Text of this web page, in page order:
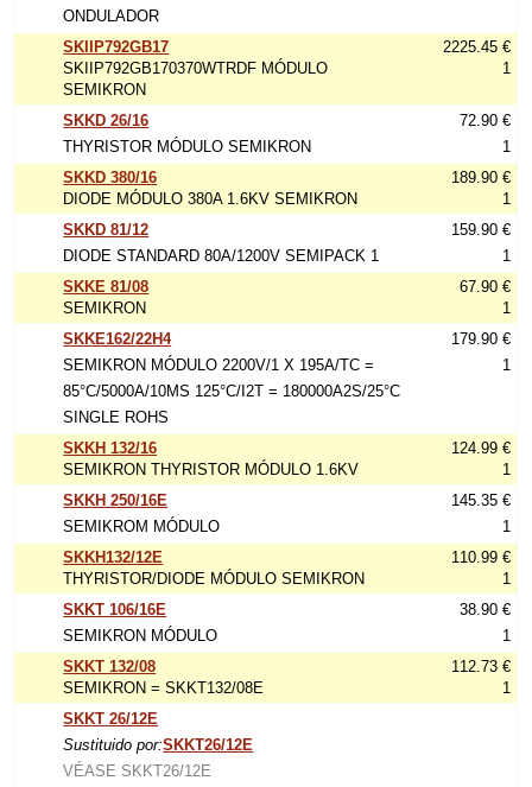
ONDULADOR
SKIIP792GB17
SKIIP792GB170370WTRDF MÓDULO
SEMIKRON
2225.45 €
1
SKKD 26/16
THYRISTOR MÓDULO SEMIKRON
72.90 €
1
SKKD 380/16
DIODE MÓDULO 380A 1.6KV SEMIKRON
189.90 €
1
SKKD 81/12
DIODE STANDARD 80A/1200V SEMIPACK 1
159.90 €
1
SKKE 81/08
SEMIKRON
67.90 €
1
SKKE162/22H4
SEMIKRON MÓDULO 2200V/1 X 195A/TC =
85°C/5000A/10MS 125°C/I2T = 180000A2S/25°C
SINGLE ROHS
179.90 €
1
SKKH 132/16
SEMIKRON THYRISTOR MÓDULO 1.6KV
124.99 €
1
SKKH 250/16E
SEMIKROM MÓDULO
145.35 €
1
SKKH132/12E
THYRISTOR/DIODE MÓDULO SEMIKRON
110.99 €
1
SKKT 106/16E
SEMIKRON MÓDULO
38.90 €
1
SKKT 132/08
SEMIKRON = SKKT132/08E
112.73 €
1
SKKT 26/12E
Sustituido por:SKKT26/12E
VÉASE SKKT26/12E